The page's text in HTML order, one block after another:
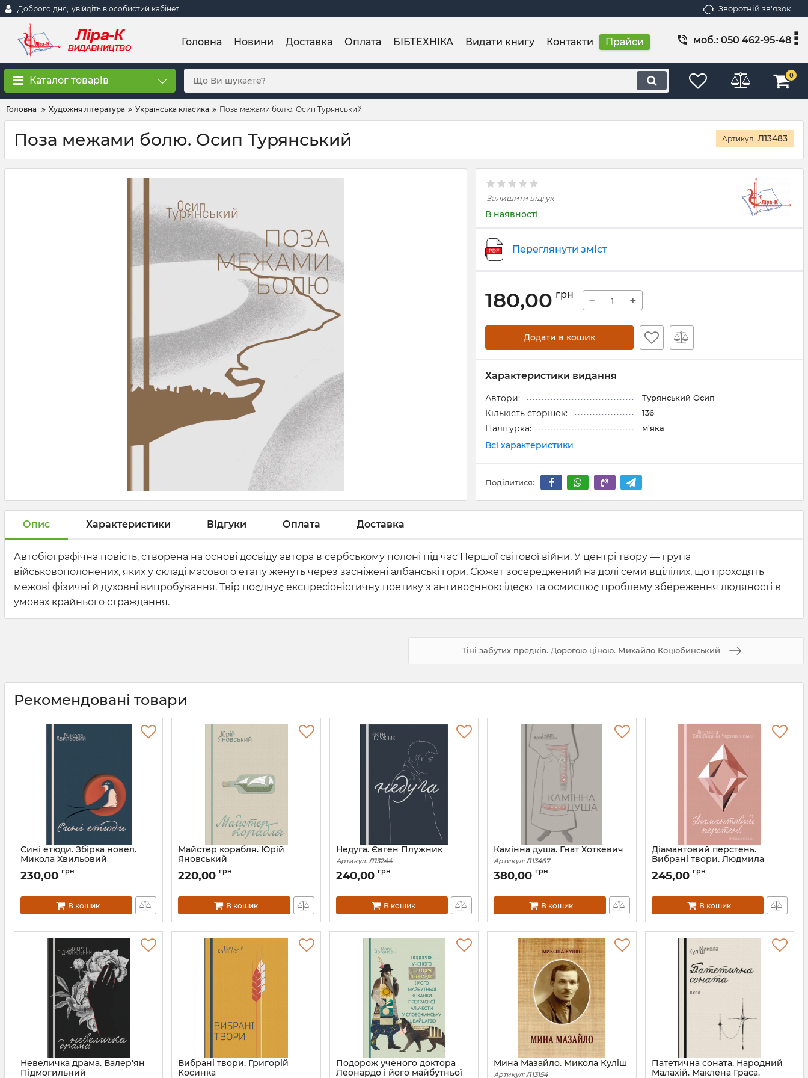
Доброго дня, увійдіть в особистий кабінет Зворотній зв'язок
Головна Новини Доставка Оплата БІБТЕХНІКА Видати книгу Контакти Прайси моб.: 050 462-95-48
Каталог товарів 0
Головна Художня література Українська класика Поза межами болю. Осип Турянський
Поза межами болю. Осип Турянський Артикул: Л13483
Залишити відгук
В наявності
Переглянути зміст
180,00 грн − +
Додати в кошик
Характеристики видання
Автори: Турянський Осип
Кількість сторінок: 136
Палітурка: м'яка
Всі характеристики
Поділитися:
Опис Характеристики Відгуки Оплата Доставка
Автобіографічна повість, створена на основі досвіду автора в сербському полоні під час Першої світової війни. У центрі твору — група
військовополонених, яких у складі масового етапу женуть через засніжені албанські гори. Сюжет зосереджений на долі семи вцілілих, що проходять
межові фізичні й духовні випробування. Твір поєднує експресіоністичну поетику з антивоєнною ідеєю та осмислює проблему збереження людяності в
умовах крайнього страждання.
Тіні забутих предків. Дорогою ціною. Михайло Коцюбинський
Рекомендовані товари
Сині етюди. Збірка новел.
Микола Хвильовий
Артикул: Л13307
230,00 грн
В кошик
Майстер корабля. Юрій
Яновський
Артикул: Л13327
220,00 грн
В кошик
Недуга. Євген Плужник
Артикул: Л13244
240,00 грн
В кошик
Камінна душа. Гнат Хоткевич
Артикул: Л13467
380,00 грн
В кошик
Діамантовий перстень.
Вибрані твори. Людмила
Старицька-Черняхівська
Артикул: Л13326
245,00 грн
В кошик
Невеличка драма. Валер'ян
Підмогильний
Вибрані твори. Григорій
Косинка
Подорож ученого доктора
Леонардо і його майбутньої
Мина Мазайло. Микола Куліш
Артикул: Л13154
Патетична соната. Народний
Малахій. Маклена Граса.